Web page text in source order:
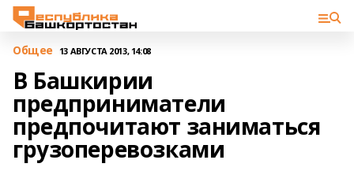
Общее 13 АВГУСТА 2013, 14:08
В Башкирии
предприниматели
предпочитают заниматься
грузоперевозками